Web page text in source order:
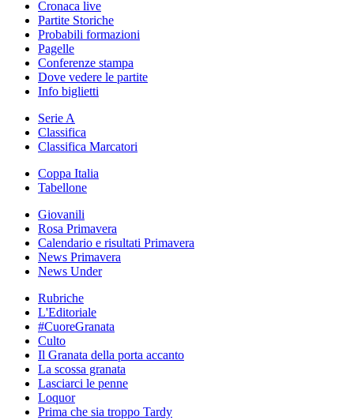
Cronaca live
Partite Storiche
Probabili formazioni
Pagelle
Conferenze stampa
Dove vedere le partite
Info biglietti
Serie A
Classifica
Classifica Marcatori
Coppa Italia
Tabellone
Giovanili
Rosa Primavera
Calendario e risultati Primavera
News Primavera
News Under
Rubriche
L'Editoriale
#CuoreGranata
Culto
Il Granata della porta accanto
La scossa granata
Lasciarci le penne
Loquor
Prima che sia troppo Tardy